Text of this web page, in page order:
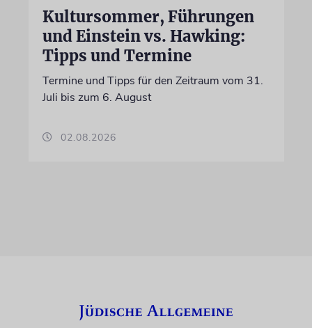
Kultursommer, Führungen
und Einstein vs. Hawking:
Tipps und Termine
Termine und Tipps für den Zeitraum vom 31.
Juli bis zum 6. August
02.08.2026